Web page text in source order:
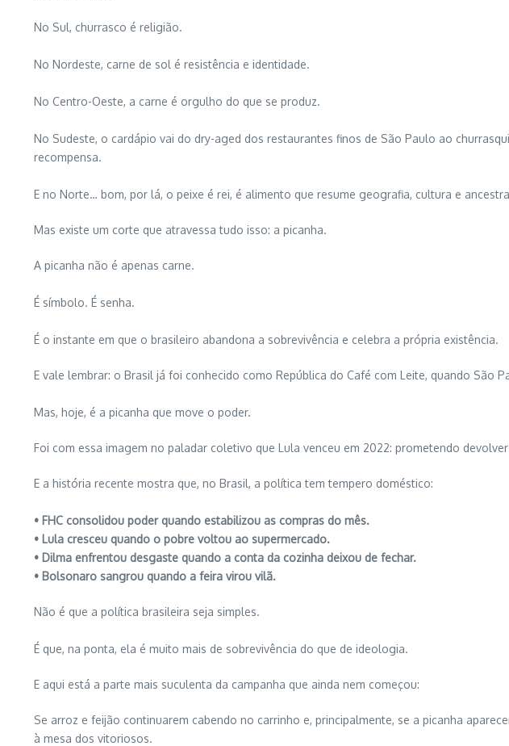
No Sul, churrasco é religião.
No Nordeste, carne de sol é resistência e identidade.
No Centro-Oeste, a carne é orgulho do que se produz.
No Sudeste, o cardápio vai do dry-aged dos restaurantes finos de São Paulo ao
recompensa.
E no Norte… bom, por lá, o peixe é rei, é alimento que resume geografia, cultura e
Mas existe um corte que atravessa tudo isso: a picanha.
A picanha não é apenas carne.
É símbolo. É senha.
É o instante em que o brasileiro abandona a sobrevivência e celebra a própria existência.
E vale lembrar: o Brasil já foi conhecido como República do Café com Leite, quando São
Mas, hoje, é a picanha que move o poder.
Foi com essa imagem no paladar coletivo que Lula venceu em 2022: prometendo
E a história recente mostra que, no Brasil, a política tem tempero doméstico:
• FHC consolidou poder quando estabilizou as compras do mês.
• Lula cresceu quando o pobre voltou ao supermercado.
• Dilma enfrentou desgaste quando a conta da cozinha deixou de fechar.
• Bolsonaro sangrou quando a feira virou vilã.
Não é que a política brasileira seja simples.
É que, na ponta, ela é muito mais de sobrevivência do que de ideologia.
E aqui está a parte mais suculenta da campanha que ainda nem começou:
Se arroz e feijão continuarem cabendo no carrinho e, principalmente, se a picanha
à mesa dos vitoriosos.